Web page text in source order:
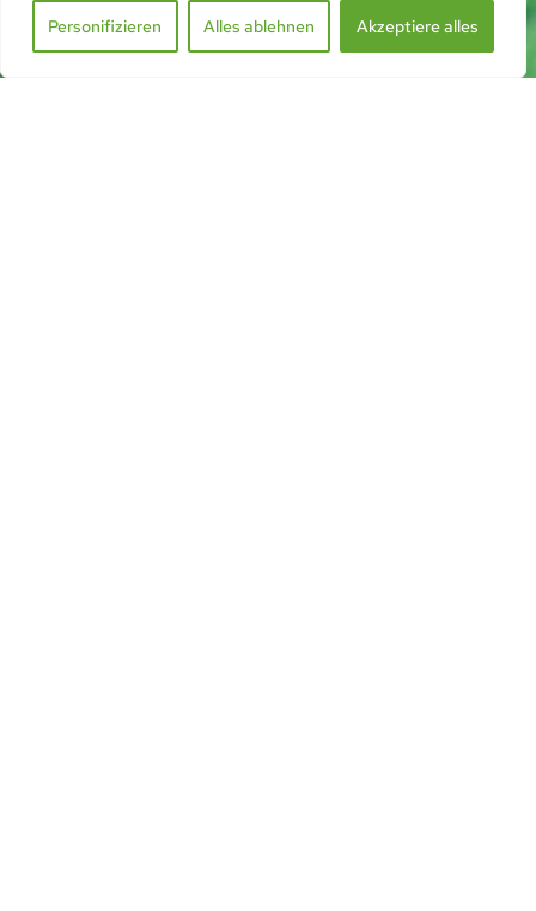
Personifizieren Alles ablehnen Akzeptiere alles